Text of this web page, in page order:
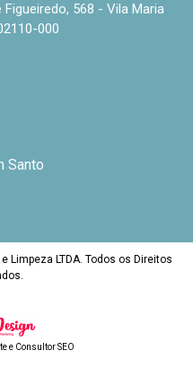
Figueiredo, 568 - Vila Maria
000
Santo
Limpeza LTDA. Todos os Direitos
e Consultor SEO